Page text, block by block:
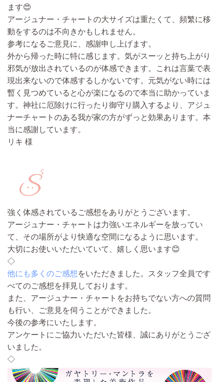
ます😍
アージュナー・チャートの大サイズは重たくて、頻繁に移
動をするのは不向きかもしれません。
参考になるご意見に、感謝申し上げます。
外から帰った時に特に感じます。気がスーッと持ち上がり
邪気が放出されているのが体感できます。
これは言葉で表
現出来ないので体感するしかないです。元気がない時には
暫く見つめていると心が楽になるので本当に助かっていま
す。 神社に厄除けに行ったり御守り購入するより、アジュ
ナーチャートのある我が家の方がずっと効果あります。 本
当に感謝しています。
リキ 様
強く体感されているご感想をありがとうございます。
アージュナー・チャートは力強いエネルギーを放ってい
て、その場所がより快適な空間になるように思います。
大切にお使いいただいていて、嬉しく思います😊
◇
他にも多くのご感想をいただきました。スタッフ全員です
べてのご感想を拝見しております。
また、アージュナー・チャートをお持ちでない方への質問
も行い、ご意見を伺うことができました。
今後の参考にいたします。
アンケートにご協力いただいた皆様、誠にありがとうござ
いました。
◇